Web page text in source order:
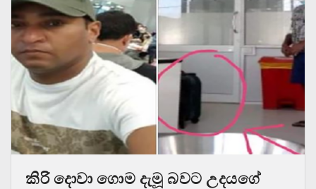
කිරි දොවා ගොම දැමූ බවට උදයගේ